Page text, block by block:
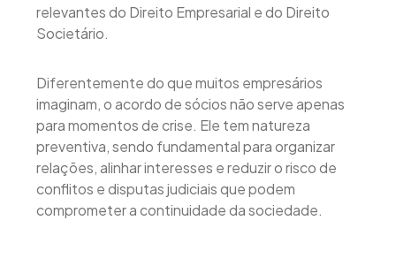
relevantes do Direito Empresarial e do Direito
Societário.
Diferentemente do que muitos empresários
imaginam, o acordo de sócios não serve apenas
para momentos de crise. Ele tem natureza
preventiva, sendo fundamental para organizar
relações, alinhar interesses e reduzir o risco de
conflitos e disputas judiciais que podem
comprometer a continuidade da sociedade.